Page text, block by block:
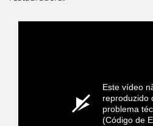
Este vídeo
reproduzido
problema
(Código de